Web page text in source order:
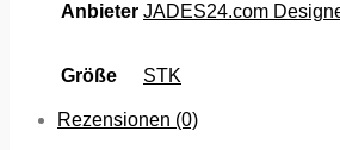
Anbieter JADES24.com
Größe STK
Rezensionen (0)